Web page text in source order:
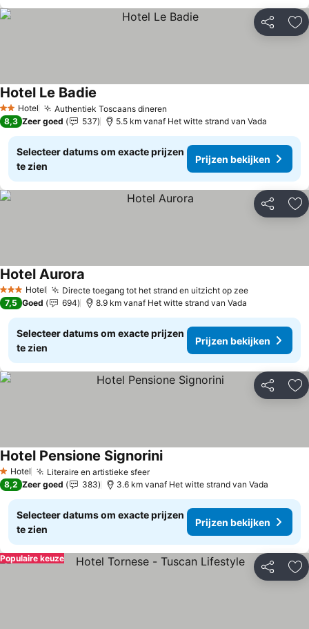
Delen
2 Sterren
Hotel Authentiek Toscaans dineren
Hotel Le Badie
8,3 Zeer goed 537 5.5 km vanaf Het witte strand van Vada
Selecteer datums om exacte prijzen
te zien
Prijzen bekijken
Delen
3 SterrenHotel Directe toegang tot het strand en uitzicht op zee
Hotel Aurora
7,5 Goed 694 8.9 km vanaf Het witte strand van Vada
Selecteer datums om exacte prijzen
te zien
Prijzen bekijken
Delen
1 Sterren
Hotel Literaire en artistieke sfeer
Hotel Pensione Signorini
8,2 Zeer goed 383 3.6 km vanaf Het witte strand van Vada
Selecteer datums om exacte prijzen
te zien
Prijzen bekijken
Delen
Populaire keuze